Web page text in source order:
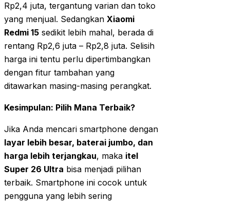
Rp2,4 juta, tergantung varian dan toko
yang menjual. Sedangkan Xiaomi
Redmi 15 sedikit lebih mahal, berada di
rentang Rp2,6 juta – Rp2,8 juta. Selisih
harga ini tentu perlu dipertimbangkan
dengan fitur tambahan yang
ditawarkan masing-masing perangkat.
Kesimpulan: Pilih Mana Terbaik?
Jika Anda mencari smartphone dengan
layar lebih besar, baterai jumbo, dan
harga lebih terjangkau, maka itel
Super 26 Ultra bisa menjadi pilihan
terbaik. Smartphone ini cocok untuk
pengguna yang lebih sering